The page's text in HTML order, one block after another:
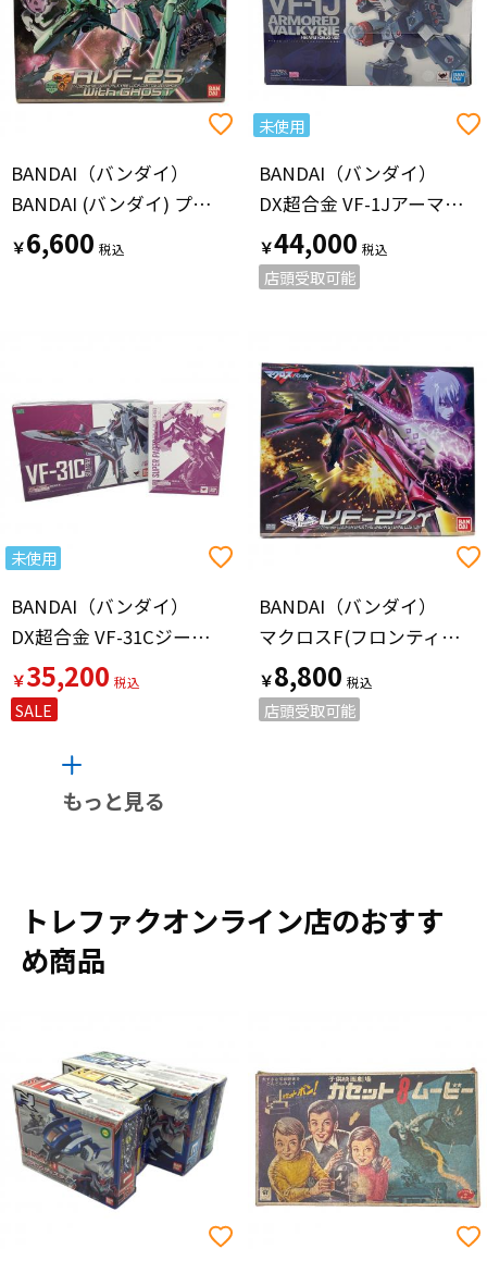
BANDAI（バンダイ）
BANDAI (バンダイ) プラモデル 箱ダメージ有 マクロスフロンティア 1/72RVF-25 メサイアバルキリー ルカ機 With ゴースト
￥6,600
未使用
BANDAI（バンダイ）
DX超合金 VF-1Jアーマードバルキリー(一条輝機) プラモデル
￥44,000
店頭受取可能
未使用
BANDAI（バンダイ）
DX超合金 VF-31Cジークフリード
￥35,200
SALE
BANDAI（バンダイ）
マクロスF(フロンティア) 1/72 VF-27γ ルシファー ブレラ・スターン機 プラモデル プラモデル
￥8,800
店頭受取可能
もっと見る
トレファクオンライン店のおすす
め商品